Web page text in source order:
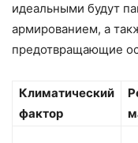
идеальными будут
армированием, а
предотвращающие
Климатический
фактор